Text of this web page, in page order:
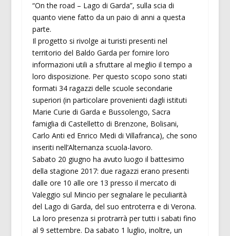
“On the road – Lago di Garda”, sulla scia di
quanto viene fatto da un paio di anni a questa
parte.
Il progetto si rivolge ai turisti presenti nel
territorio del Baldo Garda per fornire loro
informazioni utili a sfruttare al meglio il tempo a
loro disposizione. Per questo scopo sono stati
formati 34 ragazzi delle scuole secondarie
superiori (in particolare provenienti dagli istituti
Marie Curie di Garda e Bussolengo, Sacra
famiglia di Castelletto di Brenzone, Bolisani,
Carlo Anti ed Enrico Medi di Villafranca), che sono
inseriti nell’Alternanza scuola-lavoro.
Sabato 20 giugno ha avuto luogo il battesimo
della stagione 2017: due ragazzi erano presenti
dalle ore 10 alle ore 13 presso il mercato di
Valeggio sul Mincio per segnalare le peculiarità
del Lago di Garda, del suo entroterra e di Verona.
La loro presenza si protrarrà per tutti i sabati fino
al 9 settembre. Da sabato 1 luglio, inoltre, un